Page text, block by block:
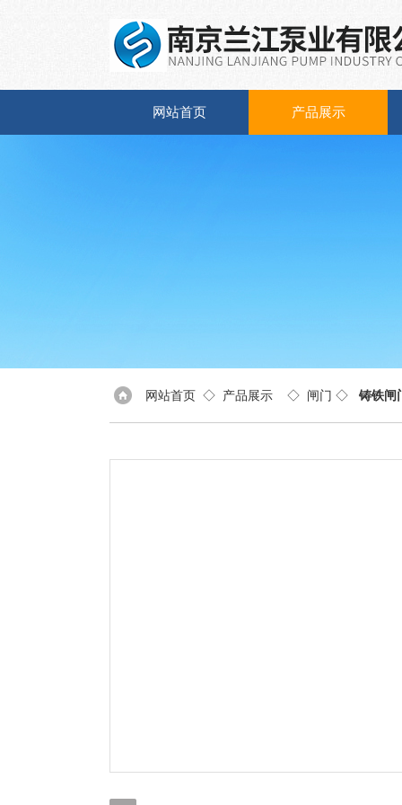
网站首页 产品展示
网站首页 ◇ 产品展示 ◇ 闸门 ◇ 铸铁闸